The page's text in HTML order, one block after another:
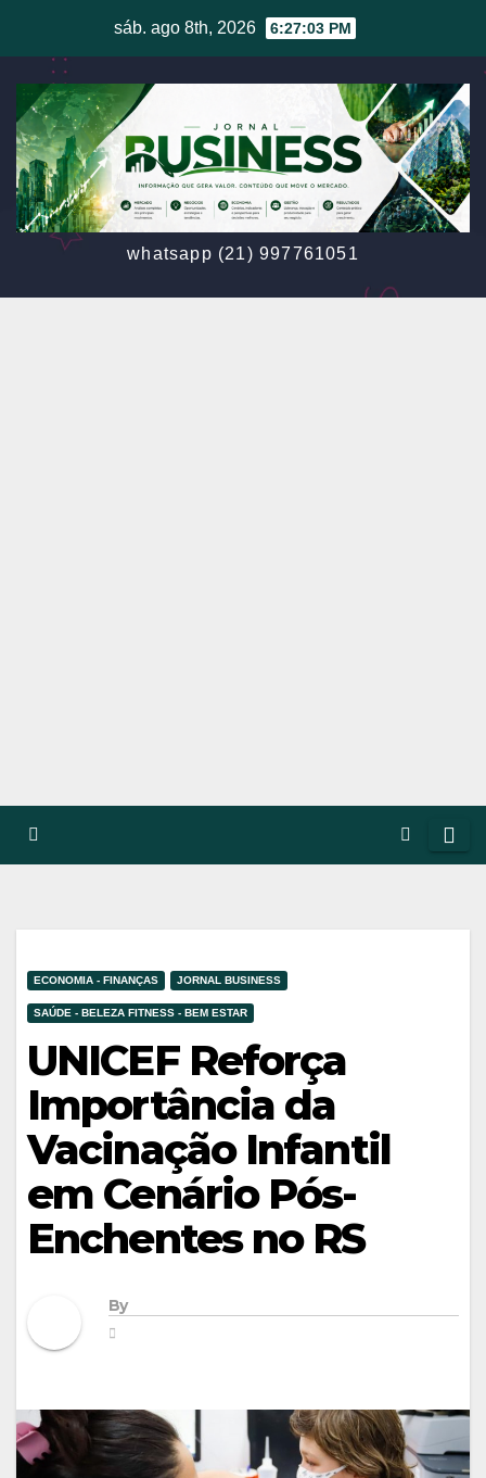
content
sáb. ago 8th, 2026 6:27:05 PM
whatsapp (21) 997761051
ECONOMIA - FINANÇAS JORNAL BUSINESS
SAÚDE - BELEZA FITNESS - BEM ESTAR
UNICEF Reforça
Importância da
Vacinação Infantil
em Cenário Pós-
Enchentes no RS
By